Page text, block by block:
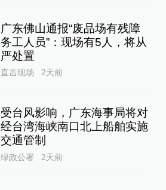
广东佛山通报“废品场有残障
务工人员”：现场有5人，将从
严处置
直击现场 2天前
受台风影响，广东海事局将对
经台湾海峡南口北上船舶实施
交通管制
绿政公署 2天前